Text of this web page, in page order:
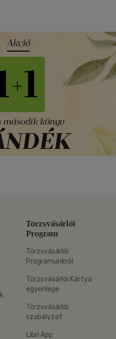
Törzsvásárlói
Program
Törzsvásárlói
Programunkról
Törzsvásárlói Kártya
egyenlege
Törzsvásárlói
szabályzat
Libri App